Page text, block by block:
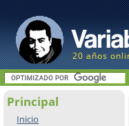
20 años
Principal
Inicio